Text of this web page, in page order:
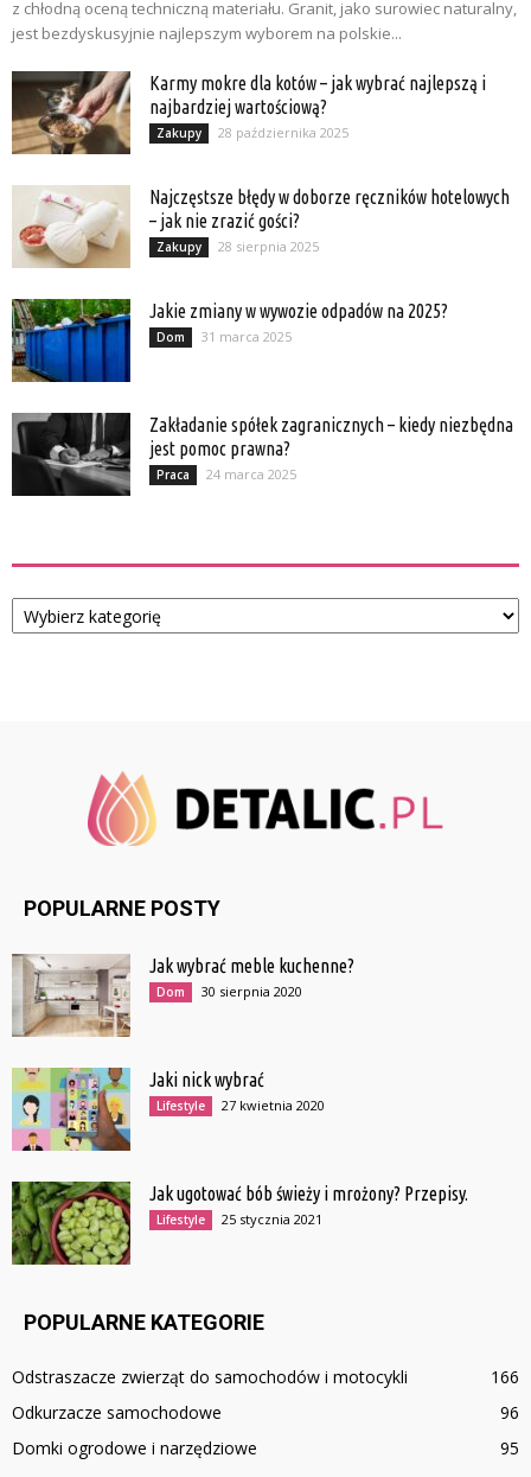
z chłodną oceną techniczną materiału. Granit, jako surowiec naturalny,
jest bezdyskusyjnie najlepszym wyborem na polskie...
Karmy mokre dla kotów – jak wybrać najlepszą i
najbardziej wartościową?
Zakupy 28 października 2025
Najczęstsze błędy w doborze ręczników hotelowych
– jak nie zrazić gości?
Zakupy 28 sierpnia 2025
Jakie zmiany w wywozie odpadów na 2025?
Dom 31 marca 2025
Zakładanie spółek zagranicznych – kiedy niezbędna
jest pomoc prawna?
Praca 24 marca 2025
Kategorie
POPULARNE POSTY
Jak wybrać meble kuchenne?
Dom 30 sierpnia 2020
Jaki nick wybrać
Lifestyle 27 kwietnia 2020
Jak ugotować bób świeży i mrożony? Przepisy.
Lifestyle 25 stycznia 2021
POPULARNE KATEGORIE
Odstraszacze zwierząt do samochodów i motocykli
166
Odkurzacze samochodowe
96
Domki ogrodowe i narzędziowe
95